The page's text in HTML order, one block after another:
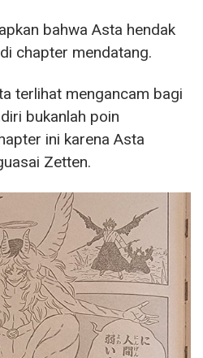
bahwa Asta hendak
chapter mendatang.
terlihat mengancam bagi
bukanlah poin
ini karena Asta
Zetten.